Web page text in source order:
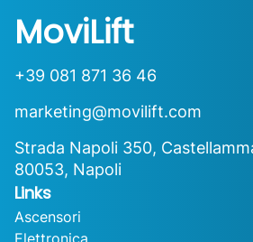
MoviLift
+39 081 871 36 46
marketing@movilift.com
Strada Napoli 350,
80053, Napoli
Links
Ascensori
Elettronica